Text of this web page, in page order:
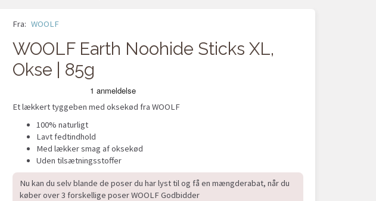
Fra: WOOLF
WOOLF Earth Noohide Sticks XL,
Okse | 85g
Et lækkert tyggeben med oksekød fra WOOLF
100% naturligt
Lavt fedtindhold
Med lækker smag af oksekød
Uden tilsætningsstoffer
Nu kan du selv blande de poser du har lyst til og få en mængderabat, når du
køber over 3 forskellige poser WOOLF Godbidder